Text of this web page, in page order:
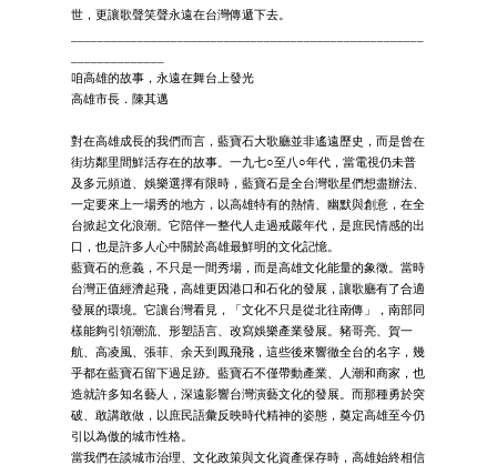
世，更讓歌聲笑聲永遠在台灣傳遞下去。
咱高雄的故事，永遠在舞台上發光
高雄市長．陳其邁
對在高雄成長的我們而言，藍寶石大歌廳並非遙遠歷史，而是曾在
街坊鄰里間鮮活存在的故事。一九七○至八○年代，當電視仍未普
及多元頻道、娛樂選擇有限時，藍寶石是全台灣歌星們想盡辦法、
一定要來上一場秀的地方，以高雄特有的熱情、幽默與創意，在全
台掀起文化浪潮。它陪伴一整代人走過戒嚴年代，是庶民情感的出
口，也是許多人心中關於高雄最鮮明的文化記憶。
藍寶石的意義，不只是一間秀場，而是高雄文化能量的象徵。當時
台灣正值經濟起飛，高雄更因港口和石化的發展，讓歌廳有了合適
發展的環境。它讓台灣看見，「文化不只是從北往南傳」，南部同
樣能夠引領潮流、形塑語言、改寫娛樂產業發展。豬哥亮、賀一
航、高凌風、張菲、余天到鳳飛飛，這些後來響徹全台的名字，幾
乎都在藍寶石留下過足跡。藍寶石不僅帶動產業、人潮和商家，也
造就許多知名藝人，深遠影響台灣演藝文化的發展。而那種勇於突
破、敢講敢做，以庶民語彙反映時代精神的姿態，奠定高雄至今仍
引以為傲的城市性格。
當我們在談城市治理、文化政策與文化資產保存時，高雄始終相信